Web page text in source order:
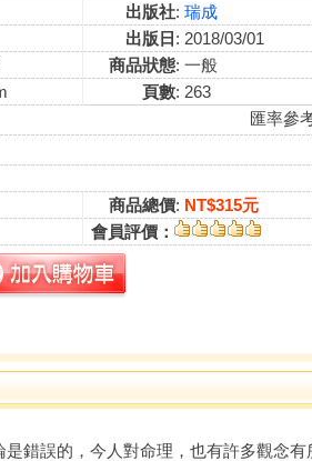
出版社: 瑞成
出版日 : 2018/03/01
商品狀態: 一般
頁數: 263
匯率參
商品總價: NT$315元
會員評價：
錯誤的，今人對命理，也有許多觀念有